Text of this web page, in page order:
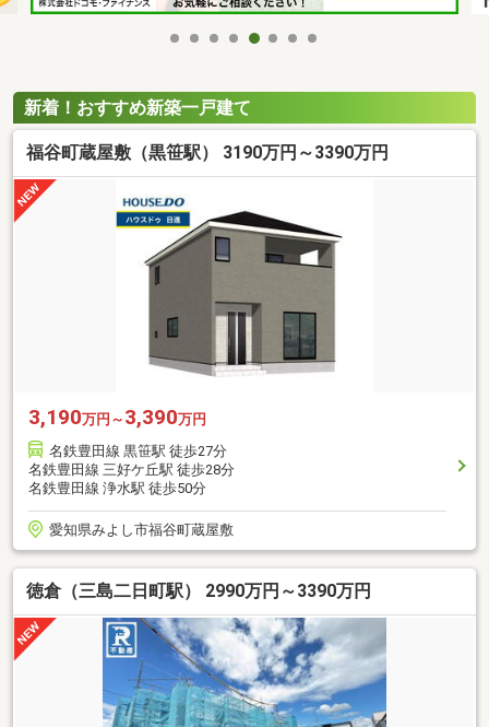
新着！おすすめ新築一戸建て
福谷町蔵屋敷（黒笹駅） 3190万円～3390万円
3,190万円～ 3,390万円
名鉄豊田線 黒笹駅 徒歩27分
名鉄豊田線 三好ケ丘駅 徒歩28分
名鉄豊田線 浄水駅 徒歩50分
愛知県みよし市福谷町蔵屋敷
徳倉（三島二日町駅） 2990万円～3390万円